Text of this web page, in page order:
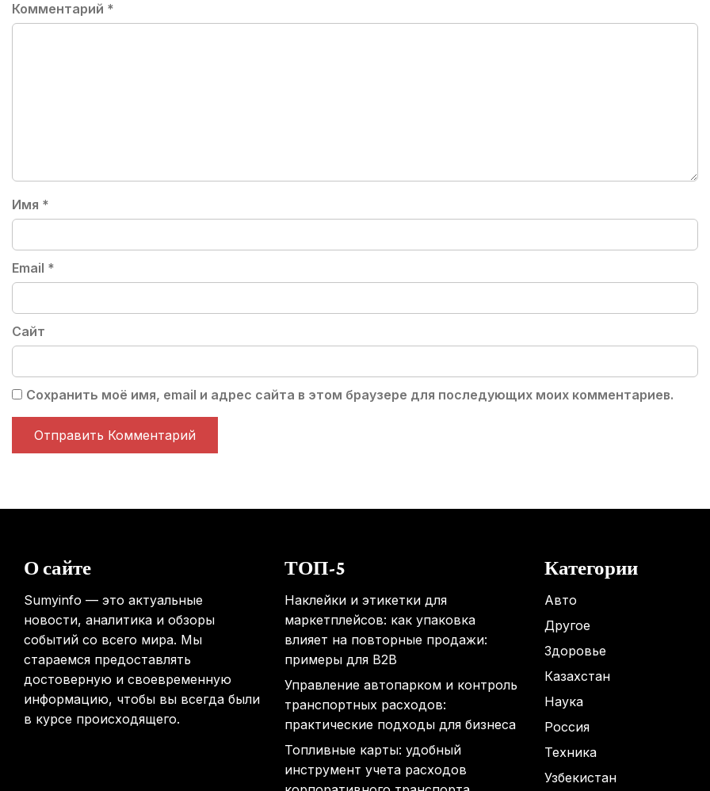
Комментарий *
Имя *
Email *
Сайт
Сохранить моё имя, email и адрес сайта в этом браузере для последующих моих комментариев.
О сайте
Sumyinfo — это актуальные
новости, аналитика и обзоры
событий со всего мира. Мы
стараемся предоставлять
достоверную и своевременную
информацию, чтобы вы всегда были
в курсе происходящего.
ТОП-5
Наклейки и этикетки для
маркетплейсов: как упаковка
влияет на повторные продажи:
примеры для B2B
Управление автопарком и контроль
транспортных расходов:
практические подходы для бизнеса
Топливные карты: удобный
инструмент учета расходов
Категории
Авто
Другое
Здоровье
Казахстан
Наука
Россия
Техника
Узбекистан